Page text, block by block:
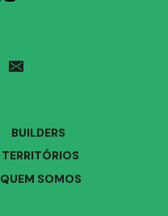
BUILDERS
TERRITÓRIOS
QUEM SOMOS